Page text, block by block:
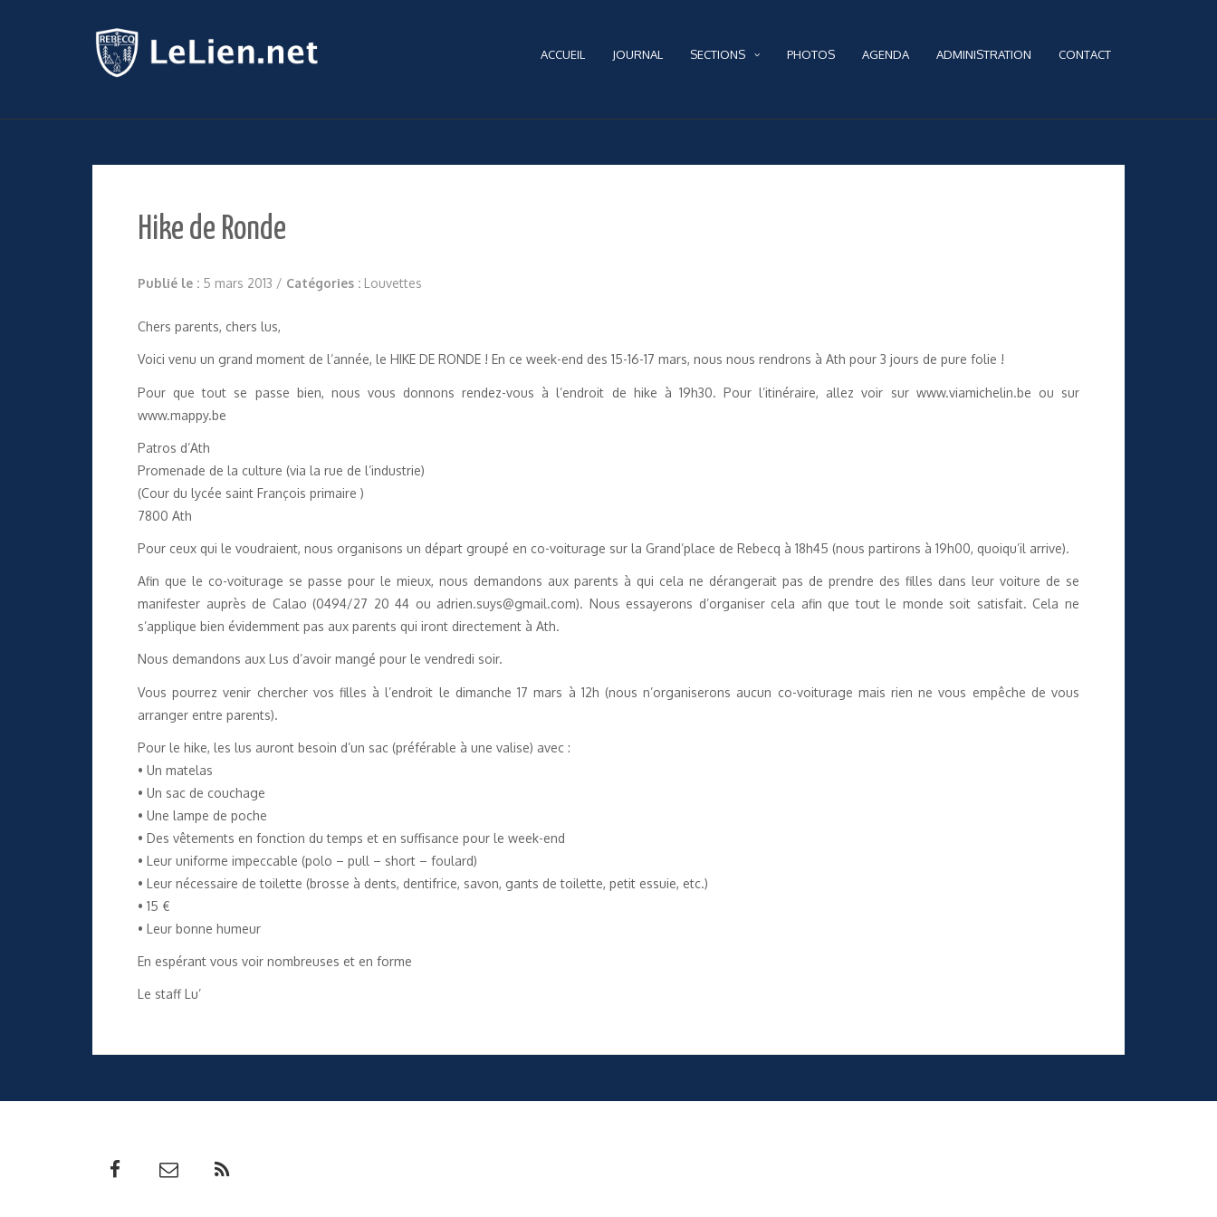
ACCUEIL JOURNAL SECTIONS PHOTOS AGENDA ADMINISTRATION CONTACT
Hike de Ronde
Publié le : 5 mars 2013 / Catégories : Louvettes
Chers parents, chers lus,
Voici venu un grand moment de l’année, le HIKE DE RONDE ! En ce week-end des 15-16-17 mars, nous nous rendrons à Ath pour 3 jours de pure folie !
Pour que tout se passe bien, nous vous donnons rendez-vous à l’endroit de hike à 19h30. Pour l’itinéraire, allez voir sur www.viamichelin.be ou sur
www.mappy.be
Patros d’Ath
Promenade de la culture (via la rue de l’industrie)
(Cour du lycée saint François primaire )
7800 Ath
Pour ceux qui le voudraient, nous organisons un départ groupé en co-voiturage sur la Grand’place de Rebecq à 18h45 (nous partirons à 19h00, quoiqu’il arrive).
Afin que le co-voiturage se passe pour le mieux, nous demandons aux parents à qui cela ne dérangerait pas de prendre des filles dans leur voiture de se
manifester auprès de Calao (0494/27 20 44 ou adrien.suys@gmail.com). Nous essayerons d’organiser cela afin que tout le monde soit satisfait. Cela ne
s’applique bien évidemment pas aux parents qui iront directement à Ath.
Nous demandons aux Lus d’avoir mangé pour le vendredi soir.
Vous pourrez venir chercher vos filles à l’endroit le dimanche 17 mars à 12h (nous n’organiserons aucun co-voiturage mais rien ne vous empêche de vous
arranger entre parents).
Pour le hike, les lus auront besoin d’un sac (préférable à une valise) avec :
• Un matelas
• Un sac de couchage
• Une lampe de poche
• Des vêtements en fonction du temps et en suffisance pour le week-end
• Leur uniforme impeccable (polo – pull – short – foulard)
• Leur nécessaire de toilette (brosse à dents, dentifrice, savon, gants de toilette, petit essuie, etc.)
• 15 €
• Leur bonne humeur
En espérant vous voir nombreuses et en forme
Le staff Lu’